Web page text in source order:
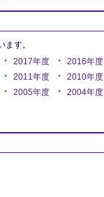
す。
2017年度
2016年度
2011年度
2010年度
2005年度
2004年度